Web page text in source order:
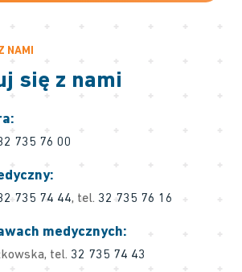
NAMI
się z nami
735 76 00
735 74 44, tel. 32 735 76 16
medycznych:
tel. 32 735 74 43